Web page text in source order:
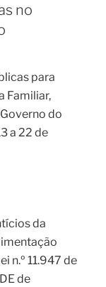
no
para
Familiar,
do
a 22 de
da
n.º 11.947 de
de